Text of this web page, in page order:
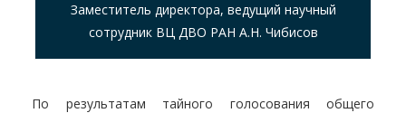
Заместитель директора, ведущий научный
сотрудник ВЦ ДВО РАН А.Н. Чибисов
По результатам тайного голосования общего